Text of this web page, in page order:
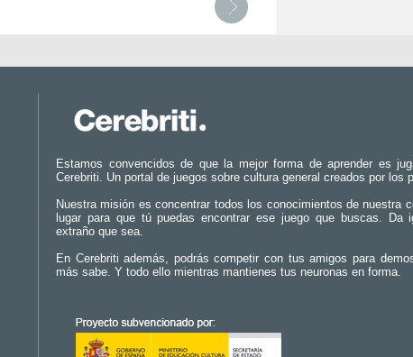
Estamos convencidos de que la mejor forma de aprender es
Cerebriti. Un portal de juegos sobre cultura general creados por los
Nuestra misión es concentrar todos los conocimientos de nuestra
lugar para que tú puedas encontrar ese juego que buscas. Da
extraño que sea.
En Cerebriti además, podrás competir con tus amigos para
más sabe. Y todo ello mientras mantienes tus neuronas en forma.